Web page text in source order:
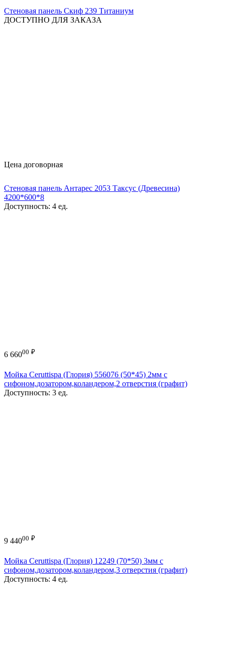
Стеновая панель Скиф 239 Титаниум
ДОСТУПНО ДЛЯ ЗАКАЗА
Цена договорная
Стеновая панель Антарес 2053 Таксус (Древесина)
4200*600*8
Доступность: 4 ед.
6 66000 ₽
Мойка Ceruttispa (Глория) 556076 (50*45) 2мм с
сифоном,дозатором,коландером,2 отверстия (графит)
Доступность: 3 ед.
9 44000 ₽
Мойка Ceruttispa (Глория) 12249 (70*50) 3мм с
сифоном,дозатором,коландером,3 отверстия (графит)
Доступность: 4 ед.